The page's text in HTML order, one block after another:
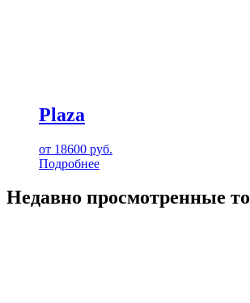
Plaza
от 18600 руб.
Подробнее
Недавно просмотренные